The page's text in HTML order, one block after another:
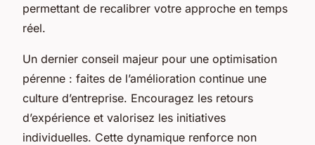
permettant de recalibrer votre approche en temps
réel.
Un dernier conseil majeur pour une optimisation
pérenne : faites de l’amélioration continue une
culture d’entreprise. Encouragez les retours
d’expérience et valorisez les initiatives
individuelles. Cette dynamique renforce non